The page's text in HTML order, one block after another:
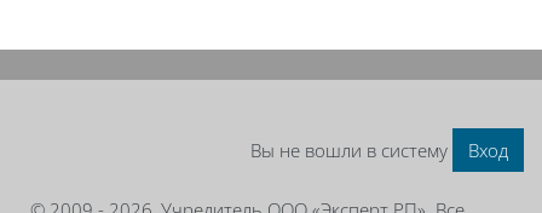
Вы не вошли в систему Вход